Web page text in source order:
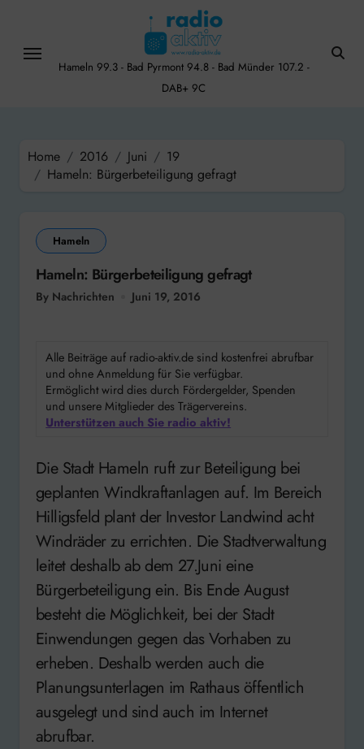
content
Hameln 99.3 - Bad Pyrmont 94.8 - Bad Münder 107.2 -
DAB+ 9C
Home 2016 Juni
19
Hameln: Bürgerbeteiligung gefragt
Hameln
Hameln: Bürgerbeteiligung gefragt
By Nachrichten Juni 19, 2016
Alle Beiträge auf radio-aktiv.de sind kostenfrei abrufbar
und ohne Anmeldung für Sie verfügbar.
Ermöglicht wird dies durch Fördergelder, Spenden
und unsere Mitglieder des Trägervereins.
Unterstützen auch Sie radio aktiv!
Die Stadt Hameln ruft zur Beteiligung bei
geplanten Windkraftanlagen auf. Im Bereich
Hilligsfeld plant der Investor Landwind acht
Windräder zu errichten. Die Stadtverwaltung
leitet deshalb ab dem 27.Juni eine
Bürgerbeteiligung ein. Bis Ende August
besteht die Möglichkeit, bei der Stadt
Einwendungen gegen das Vorhaben zu
erheben. Deshalb werden auch die
Planungsunterlagen im Rathaus öffentlich
ausgelegt und sind auch im Internet
abrufbar.